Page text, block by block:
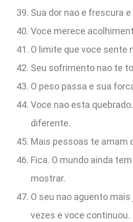
Sua dor nao e frescura
Voce merece
O limite que voce sente
Seu sofrimento nao te
O peso passa e sua
Voce nao esta
diferente.
Mais pessoas te amam
Fica. O mundo ainda
mostrar.
O seu nao aguento
vezes e voce continuou.